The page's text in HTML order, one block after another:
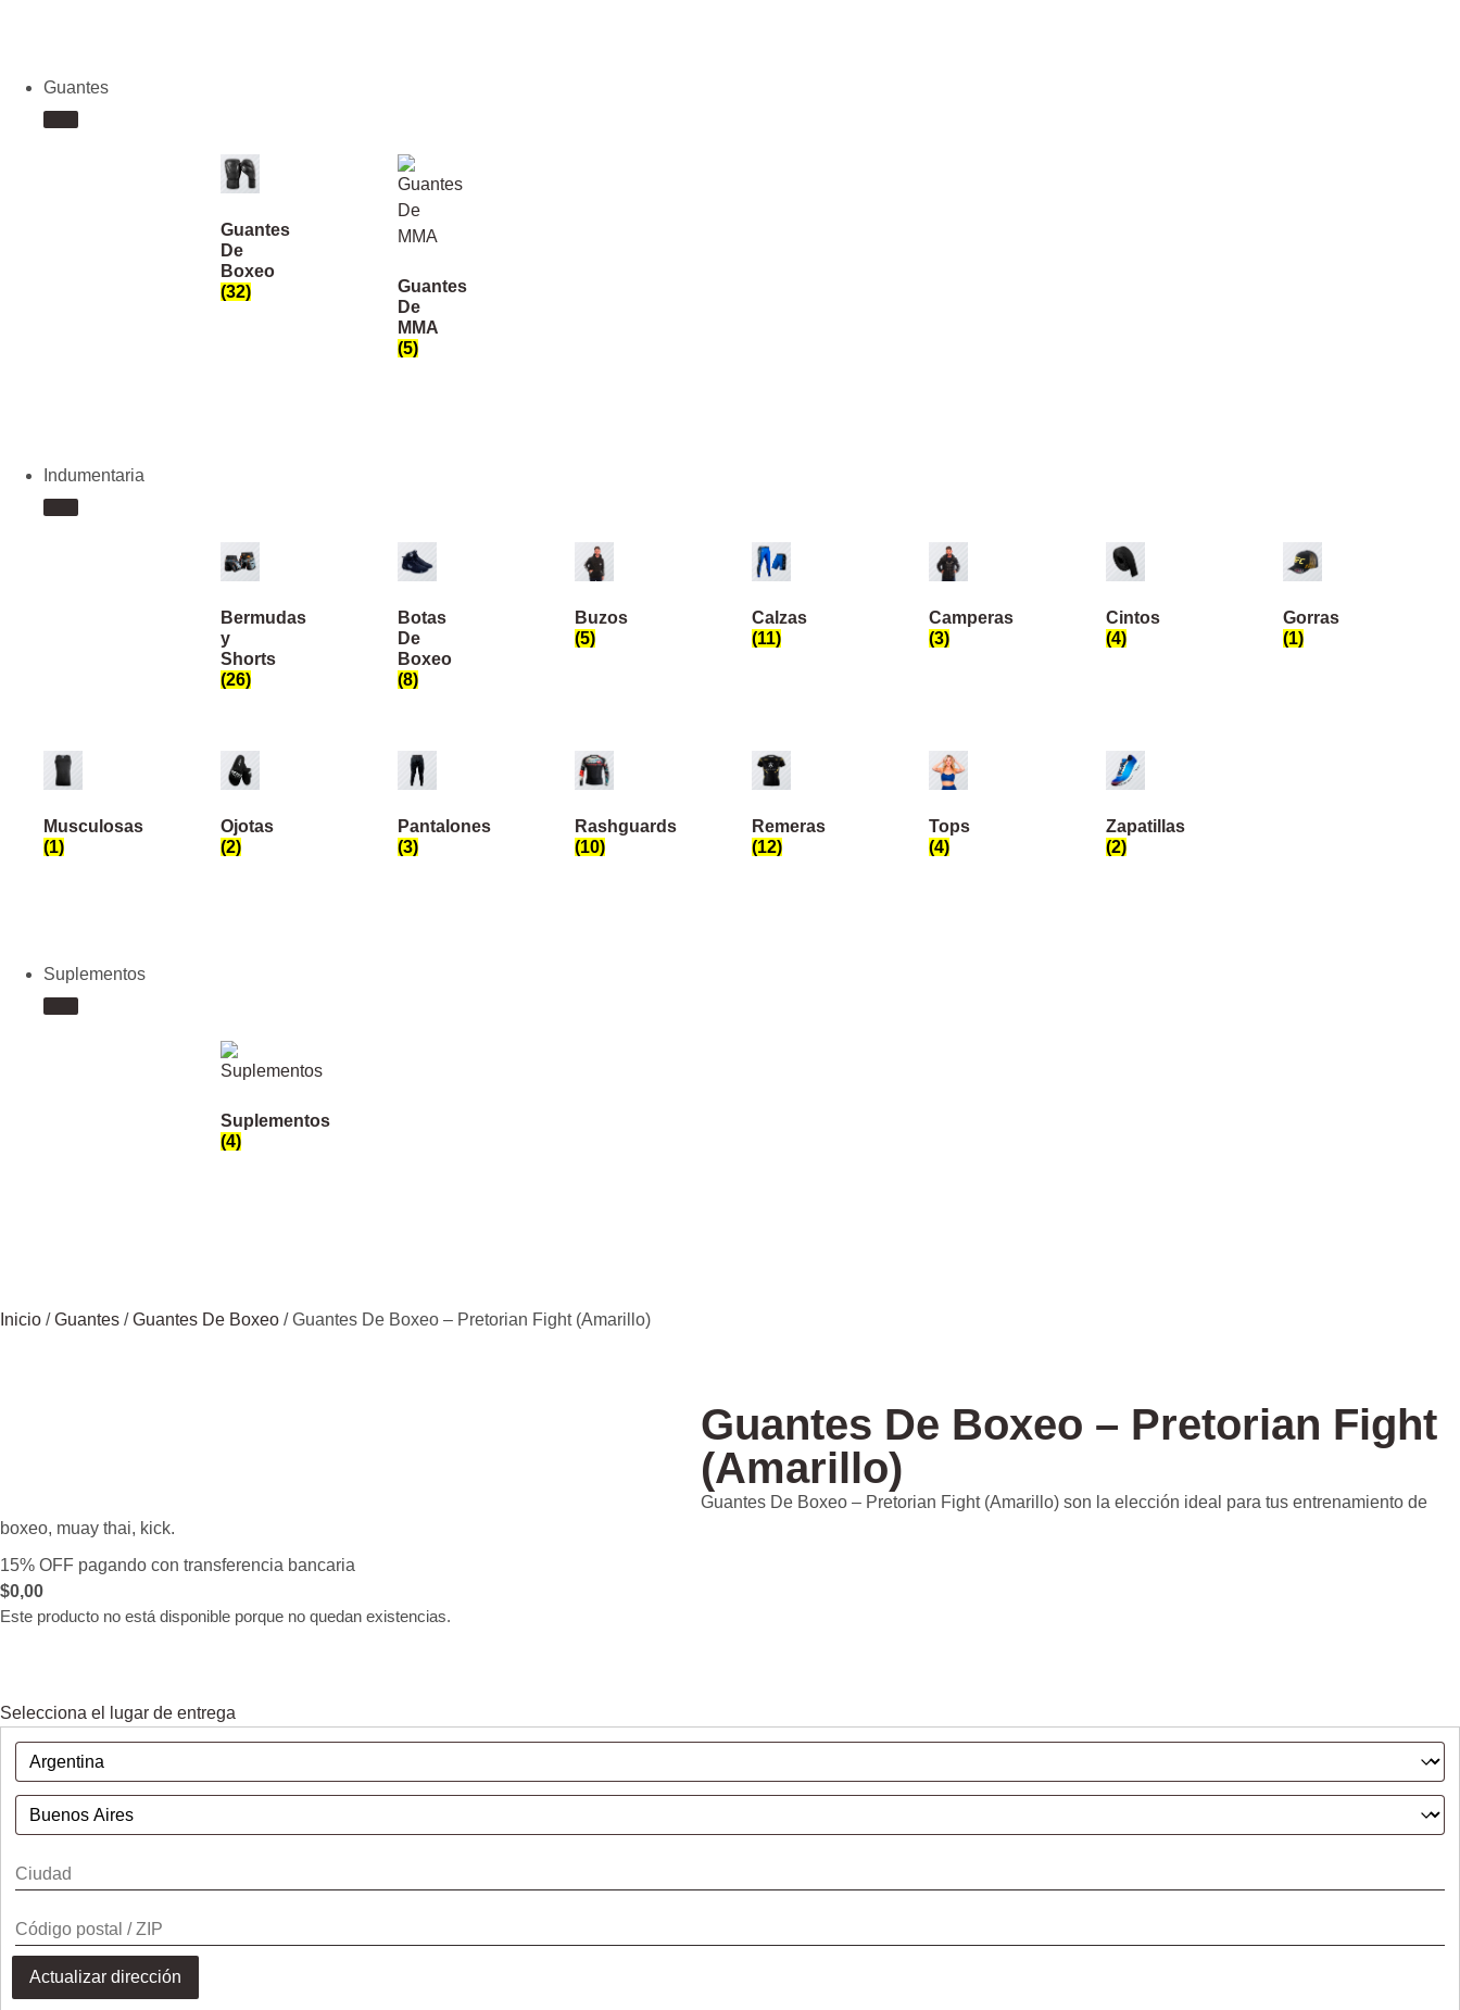
Guantes
Guantes
De
Boxeo
(32)
Guantes
De
MMA
(5)
Indumentaria
Bermudas
y
Shorts
(26)
Botas
De
Boxeo
(8)
Buzos
(5)
Calzas
(11)
Camperas
(3)
Cintos
(4)
Gorras
(1)
Musculosas
(1)
Ojotas
(2)
Pantalones
(3)
Rashguards
(10)
Remeras
(12)
Tops
(4)
Zapatillas
(2)
Suplementos
Suplementos
(4)
Inicio / Guantes / Guantes De Boxeo / Guantes De Boxeo – Pretorian Fight (Amarillo)
Guantes De Boxeo – Pretorian Fight
(Amarillo)
Guantes De Boxeo – Pretorian Fight (Amarillo) son la elección ideal para tus entrenamiento de
boxeo, muay thai, kick.
15% OFF pagando con transferencia bancaria
$0,00
Este producto no está disponible porque no quedan existencias.
Selecciona el lugar de entrega
Actualizar dirección